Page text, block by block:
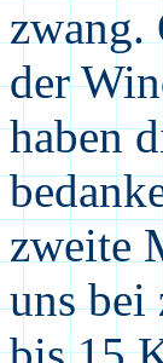
zwang.
der
haben
zweite
uns bei